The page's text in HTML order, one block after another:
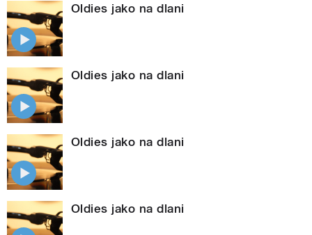
Oldies jako na dlani
Oldies jako na dlani
Oldies jako na dlani
Oldies jako na dlani